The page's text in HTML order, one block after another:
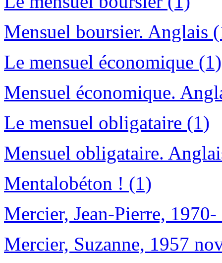
Mensuel boursier. Anglais
Le mensuel économique (1)
Mensuel économique.
Le mensuel obligataire (1)
Mensuel obligataire.
Mentalobéton ! (1)
Mercier, Jean-Pierre,
Mercier, Suzanne, 1957